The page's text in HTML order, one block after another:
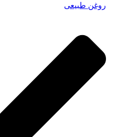
روغن طبیعی